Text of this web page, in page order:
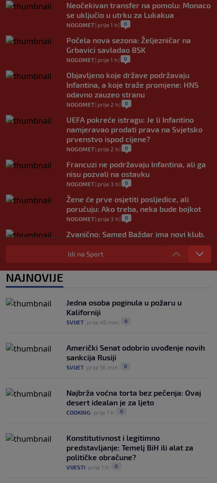
Neočekivan transfer na pomolu: Monaco
se uključio u utrku za Lukakua
NOGOMET| prije 1 h | 0
Počela nova sezona: Željezničar na
Grbavici savladao BSK
NOGOMET| prije 1 h | 0
Objavljeno koje države podržavaju
Infantina, a koje traže promjene: HNS
odavno zauzeo stranu
NOGOMET| prije 2 h | 0
UEFA pokreće istragu: Je li Infantino
namjeravao prodati prava na Svjetsko
prvenstvo ispod cijene?
NOGOMET| prije 2 h | 0
Francuzi ne podržavaju Infantina, ali ga
nisu pozvali na ostavku
NOGOMET| prije 3 h | 0
Žene će prve osjetiti posljedice, ali
poručuju: Ako treba, neka bude bojkot
NOGOMET| prije 3 h | 0
Zvanično: Samed Baždar ima novi klub,
zadužio broj sa velikom "težinom"
NOGOMET|prije 5 h
Prije nekoliko godina zaludjela je
Idi na Sport
NAJNOVIJE
Jedna osoba poginula u požaru u
Kaliforniji
SVIJET prije 49 min 0
Američki Senat odobrio uvođenje novih
sankcija Rusiji
SVIJET prije 56 min 0
Najbrža voćna torta bez pečenja: Ovaj
desert idealan je za ljeto
COOKING prije 1 h 0
Konstitutivnost i legitimno
predstavljanje: Temelj BiH ili alat za
političke obračune?
VIJESTI prije 1 h 0